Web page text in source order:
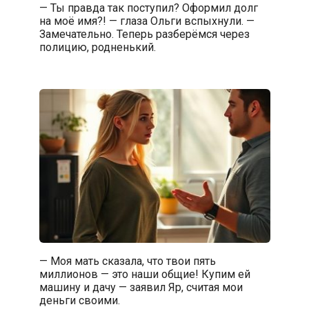
— Ты правда так поступил? Оформил долг
на моё имя?! — глаза Ольги вспыхнули. —
Замечательно. Теперь разберёмся через
полицию, родненький.
— Моя мать сказала, что твои пять
миллионов — это наши общие! Купим ей
машину и дачу — заявил Яр, считая мои
деньги своими.